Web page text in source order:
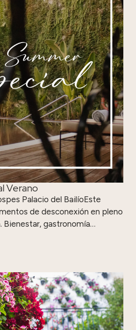
Verano
Palacio del BailíoEste
de desconexión en pleno
Bienestar, gastronomía…
de Córdoba: tradición
y convivencia
de los Patios
la ciudad en un espectáculo